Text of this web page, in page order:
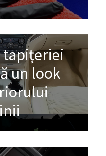
tapițeriei
un look